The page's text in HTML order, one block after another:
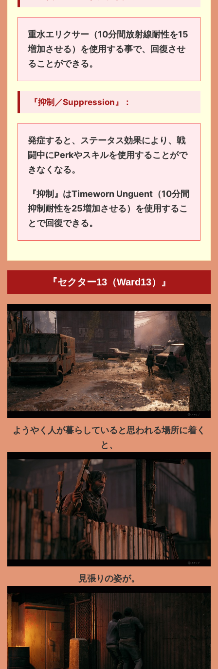
重水エリクサー（10分間放射線耐性を15
増加させる）を使用する事で、回復させ
ることができる。
『抑制／Suppression』：
発症すると、ステータス効果により、戦
闘中にPerkやスキルを使用することがで
きなくなる。
『抑制』はTimeworn Unguent（10分間
抑制耐性を25増加させる）を使用するこ
とで回復できる。
『セクター13（Ward13）』
ようやく人が暮らしていると思われる場所に着く
と、
見張りの姿が。